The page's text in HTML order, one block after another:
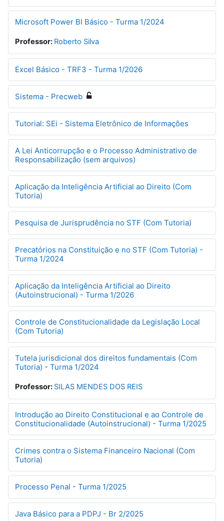
Microsoft Power BI Básico - Turma 1/2024
Professor: Roberto Silva
Excel Básico - TRF3 - Turma 1/2026
Sistema - Precweb
Tutorial: SEi - Sistema Eletrônico de Informações
A Lei Anticorrupção e o Processo Administrativo de
Responsabilização (sem arquivos)
Aplicação da Inteligência Artificial ao Direito (Com
Tutoria)
Pesquisa de Jurisprudência no STF (Com Tutoria)
Precatórios na Constituição e no STF (Com Tutoria) -
Turma 1/2024
Aplicação da Inteligência Artificial ao Direito
(Autoinstrucional) - Turma 1/2026
Controle de Constitucionalidade da Legislação Local
(Com Tutoria)
Tutela jurisdicional dos direitos fundamentais (Com
Tutoria) - Turma 1/2024
Professor: SILAS MENDES DOS REIS
Introdução ao Direito Constitucional e ao Controle de
Constitucionalidade (Autoinstrucional) - Turma 1/2025
Crimes contra o Sistema Financeiro Nacional (Com
Tutoria)
Processo Penal - Turma 1/2025
Java Básico para a PDPJ - Br 2/2025